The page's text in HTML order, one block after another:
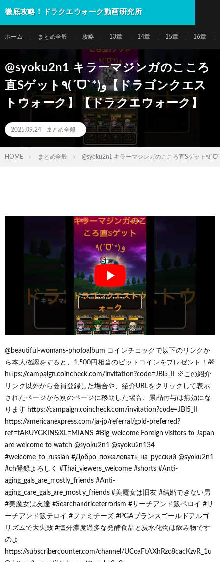
徹底攻略！ドラクエウォーク動画研究所
ホーム まとめ全般 攻略 13章 14章 15章 16章
@syoku2n1 キラーマジンガのこころ
直Sゲット٩(ˊᗜˋ*)و【ドラゴンクエス
トウォーク】【ドラクエウォーク】
2025.09.24 まとめ全般
HOME まとめ全般
@beautiful-womans-photoalbum コインチェックで以下のリンクか
ら本人確認をすると、1,500円相当のビットコインをプレゼント！🎁
https://campaign.coincheck.com/invitation?code=JBl5_II ※この紹介
リンク以外から会員登録した場合や、紹介URLをクリックして表示
されたページから別のページに移動した場合、景品付与は無効にな
ります https://campaign.coincheck.com/invitation?code=JBl5_II
https://americanexpress.com/ja-jp/referral/gold-preferred?
ref=tAKUYGKIN&XL=MIANS #Big_welcome Foreign visitors to Japan
are welcome to watch @syoku2n1 @syoku2n134
#welcome_to_russian #Добро_пожаловать_на_русский @syoku2n1
#ch登録よろしく #Thai_viewers_welcome #shorts #Anti-
aging_gals_are_mostly_friends #Anti-
aging_care_gals_are_mostly_friends #美魔女は旧友 #結婚できない男
#美魔女は友達 #Searchandriceterrorism #サーチアンド飯ペロイ #サ
ーチアンド飯テロイ #ファミチーズ #PGAプランスゴールドアルゴ
リズムで大失敗 #塩分濃度過多な発酵食品と炭水化物は飲み物です
のよ
https://subscribercounter.com/channel/UCoaFtAXhRzc8cacKzvR_1u